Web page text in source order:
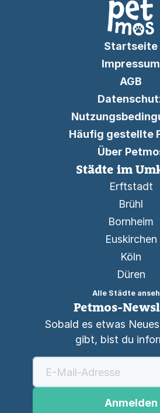
Startseite
Impressum
AGB
Häufig gestellte
Über
Städte im
Erftstadt
Brühl
Bornheim
Euskirchen
Köln
Düren
Alle Städte
Petmos-
Sobald es etwas
gibt, bist du
Anmelden